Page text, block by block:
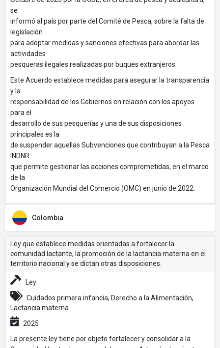
se
informó al país por parte del Comité de Pesca, sobre la falta de
legislación
para adoptar medidas y sanciones efectivas para abordar las
actividades
pesqueras ilegales realizadas por buques extranjeros.
Este Acuerdo establece medidas para asegurar la transparencia
y la
responsabilidad de los Gobiernos en relación con los apoyos
para el
desarrollo de sus pesquerías y una de sus disposiciones
principales es la
de suspender aquellas Subvenciones que contribuyan a la Pesca
INDNR
que permite gestionar las acciones comprometidas, en el marco
de la
Organización Mundial del Comercio (OMC) en junio de 2022.
Colombia
Ley que establece medidas orientadas a fortalecer la
comunidad lactante, la promoción de la lactancia materna en el
territorio nacional y se dictan otras disposiciones.
Ley
Cuidados primera infancia, Derecho a la Alimentación,
Lactancia materna
2025
La presente ley tiene por objeto fortalecer y consolidar a la